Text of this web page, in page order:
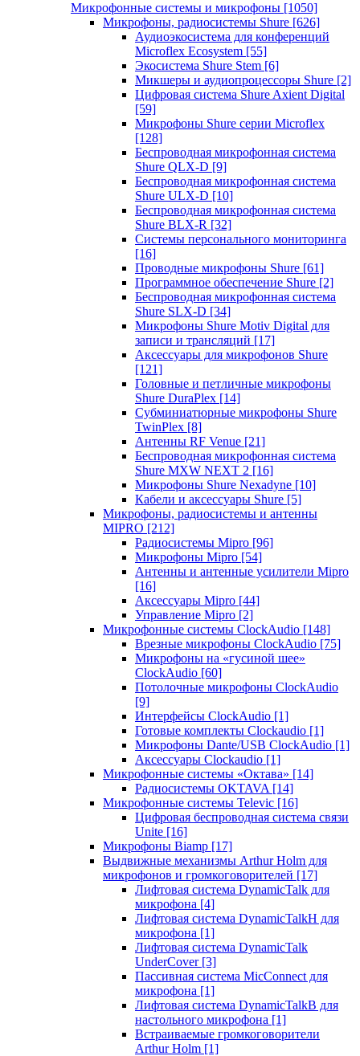
Микрофонные системы и микрофоны [1050]
Микрофоны, радиосистемы Shure [626]
Аудиоэкосистема для конференций
Microflex Ecosystem [55]
Экосистема Shure Stem [6]
Микшеры и аудиопроцессоры Shure [2]
Цифровая система Shure Axient Digital
[59]
Микрофоны Shure серии Microflex
[128]
Беспроводная микрофонная система
Shure QLX-D [9]
Беспроводная микрофонная система
Shure ULX-D [10]
Беспроводная микрофонная система
Shure BLX-R [32]
Системы персонального мониторинга
[16]
Проводные микрофоны Shure [61]
Программное обеспечение Shure [2]
Беспроводная микрофонная система
Shure SLX-D [34]
Микрофоны Shure Motiv Digital для
записи и трансляций [17]
Аксессуары для микрофонов Shure
[121]
Головные и петличные микрофоны
Shure DuraPlex [14]
Субминиатюрные микрофоны Shure
TwinPlex [8]
Антенны RF Venue [21]
Беспроводная микрофонная система
Shure MXW NEXT 2 [16]
Микрофоны Shure Nexadyne [10]
Кабели и аксессуары Shure [5]
Микрофоны, радиосистемы и антенны
MIPRO [212]
Радиосистемы Mipro [96]
Микрофоны Mipro [54]
Антенны и антенные усилители Mipro
[16]
Аксессуары Mipro [44]
Управление Mipro [2]
Микрофонные системы ClockAudio [148]
Врезные микрофоны ClockAudio [75]
Микрофоны на «гусиной шее»
ClockAudio [60]
Потолочные микрофоны ClockAudio
[9]
Интерфейсы ClockAudio [1]
Готовые комплекты Clockaudio [1]
Микрофоны Dante/USB ClockAudio [1]
Аксессуары Clockaudio [1]
Микрофонные системы «Октава» [14]
Радиосистемы OKTAVA [14]
Микрофонные системы Televic [16]
Цифровая беспроводная система связи
Unite [16]
Микрофоны Biamp [17]
Выдвижные механизмы Arthur Holm для
микрофонов и громкоговорителей [17]
Лифтовая система DynamicTalk для
микрофона [4]
Лифтовая система DynamicTalkH для
микрофона [1]
Лифтовая система DynamicTalk
UnderCover [3]
Пассивная система MicConnect для
микрофона [1]
Лифтовая система DynamicTalkB для
настольного микрофона [1]
Встраиваемые громкоговорители
Arthur Holm [1]